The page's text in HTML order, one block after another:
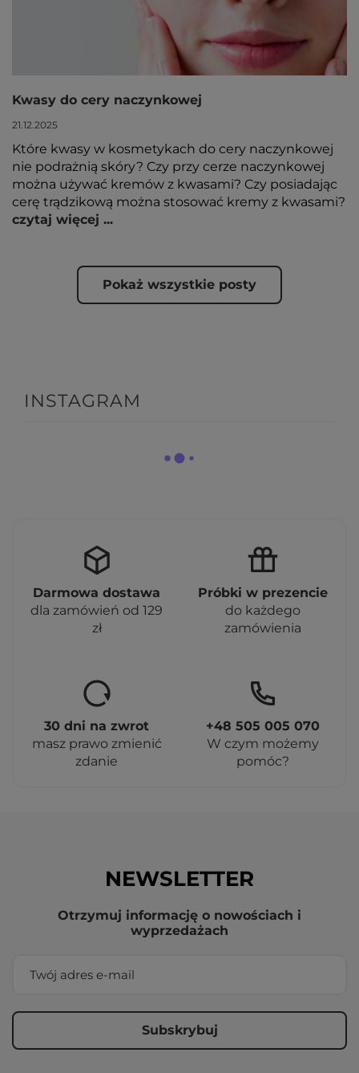
Kwasy do cery naczynkowej
21.12.2025
Które kwasy w kosmetykach do cery naczynkowej
nie podrażnią skóry? Czy przy cerze naczynkowej
można używać kremów z kwasami? Czy posiadając
cerę trądzikową można stosować kremy z kwasami?
czytaj więcej ...
Pokaż wszystkie posty
INSTAGRAM
Darmowa dostawa
dla zamówień od 129
zł
Próbki w prezencie
do każdego
zamówienia
30 dni na zwrot
masz prawo zmienić
zdanie
+48 505 005 070
W czym możemy
pomóc?
NEWSLETTER
Otrzymuj informację o nowościach i
wyprzedażach